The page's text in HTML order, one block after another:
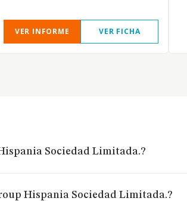
VER INFORME VER FICHA
Sociedad Limitada.?
Hispania Sociedad Limitada.?